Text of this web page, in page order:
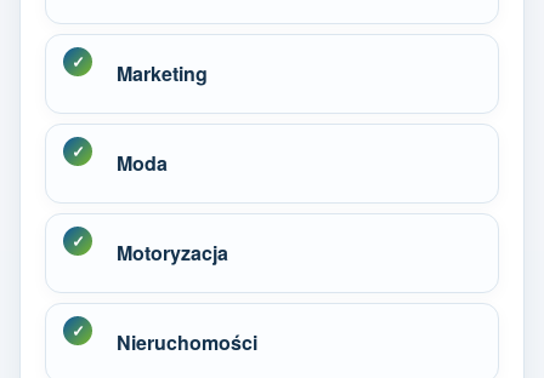
Marketing
Moda
Motoryzacja
Nieruchomości